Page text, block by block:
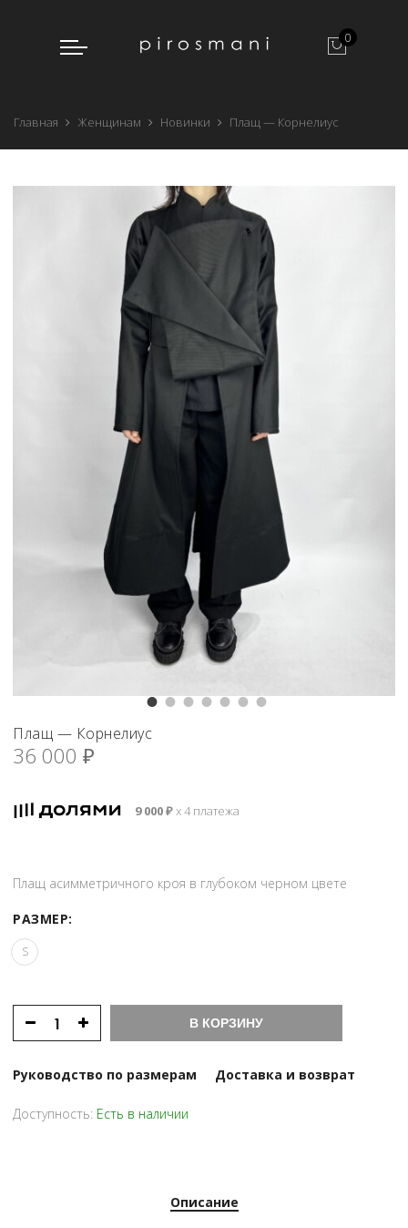
0
Главная Женщинам Новинки Плащ — Корнелиус
Плащ — Корнелиус
36 000 ₽
9 000₽х 4 платежа
Плащ асимметричного кроя в глубоком черном цвете
РАЗМЕР:
S
В КОРЗИНУ
Руководство по размерам Доставка и возврат
Доступность: Есть в наличии
Описание